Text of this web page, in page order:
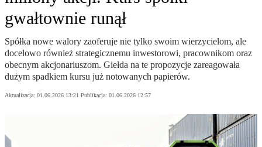
gwałtownie runął
Spółka nowe walory zaoferuje nie tylko swoim wierzycielom, ale
docelowo również strategicznemu inwestorowi, pracownikom oraz
obecnym akcjonariuszom. Giełda na te propozycje zareagowała
dużym spadkiem kursu już notowanych papierów.
Aktualizacja: 01.06.2026 13:21 Publikacja: 01.06.2026 12:57